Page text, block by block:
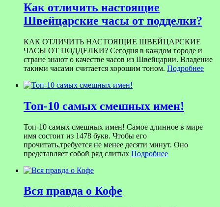
Как отличить настоящие
Швейцарские часы от подделки?
КАК ОТЛИЧИТЬ НАСТОЯЩИЕ ШВЕЙЦАРСКИЕ
ЧАСЫ ОТ ПОДДЕЛКИ? Сегодня в каждом городе и
стране знают о качестве часов из Швейцарии. Владение
такими часами считается хорошим тоном. Подробнее
Топ-10 самых смешных имен!
Топ-10 самых смешных имен! Самое длинное в мире
имя состоит из 1478 букв. Чтобы его
прочитать,требуется не менее десяти минут. Оно
представляет собой ряд слитых Подробнее
Вся правда о Кофе